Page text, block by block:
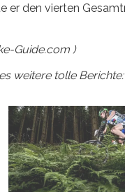
er den vierten
Guide.com )
weitere tolle Berichte: